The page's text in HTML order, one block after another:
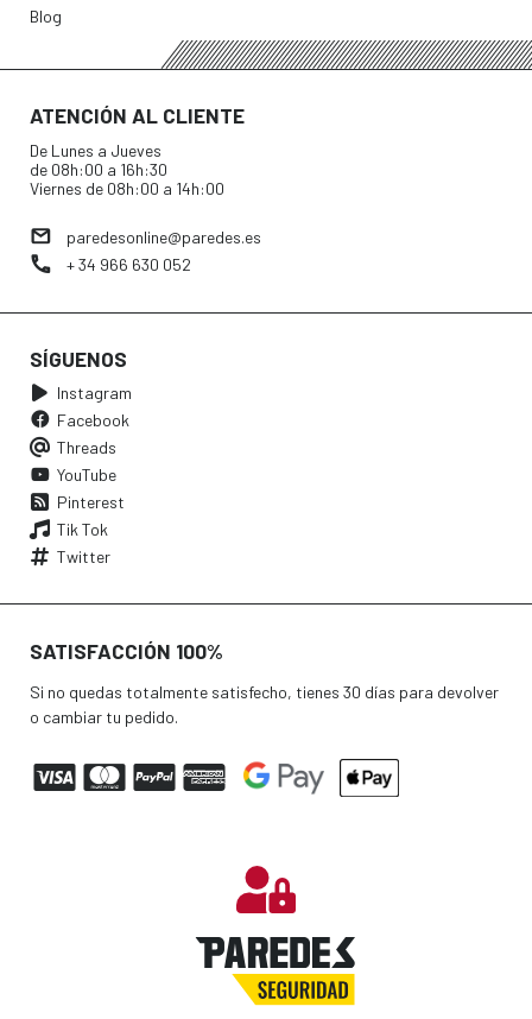
Blog
ATENCIÓN AL CLIENTE
De Lunes a Jueves
de 08h:00 a 16h:30
Viernes de 08h:00 a 14h:00
paredesonline@paredes.es
+ 34 966 630 052
SÍGUENOS
Instagram
Facebook
Threads
YouTube
Pinterest
Tik Tok
Twitter
SATISFACCIÓN 100%
Si no quedas totalmente satisfecho, tienes 30 días para devolver
o cambiar tu pedido.